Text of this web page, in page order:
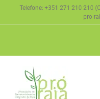
content
Telefone: +351 271 210 210
pro-